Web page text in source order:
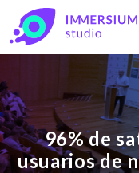
96% de
usuarios de